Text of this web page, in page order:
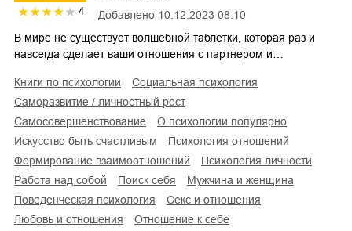
4 Добавлено 10.12.2023 08:10
В мире не существует волшебной таблетки, которая раз и
навсегда сделает ваши отношения с партнером и…
книги по психологии
социальная психология
саморазвитие / личностный рост
самосовершенствование
о психологии популярно
искусство быть счастливым
психология отношений
формирование взаимоотношений
психология личности
работа над собой
поиск себя
мужчина и женщина
поведенческая психология
секс и отношения
любовь и отношения
отношение к себе